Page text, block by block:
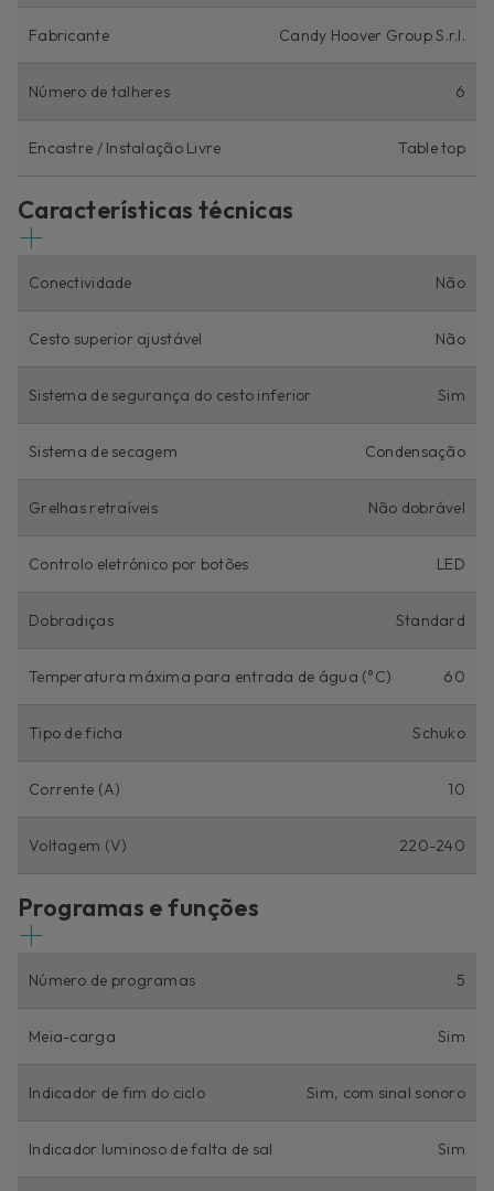
Fabricante Candy Hoover Group S.r.l.
Número de talheres 6
Encastre / Instalação Livre Table top
Características técnicas
Conectividade Não
Cesto superior ajustável Não
Sistema de segurança do cesto inferior Sim
Sistema de secagem Condensação
Grelhas retraíveis Não dobrável
Controlo eletrónico por botões LED
Dobradiças Standard
Temperatura máxima para entrada de água (°C) 60
Tipo de ficha Schuko
Corrente (A) 10
Voltagem (V) 220-240
Programas e funções
Número de programas 5
Meia-carga Sim
Indicador de fim do ciclo Sim, com sinal sonoro
Indicador luminoso de falta de sal Sim